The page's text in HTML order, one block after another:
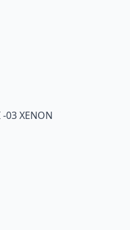
03 XENON